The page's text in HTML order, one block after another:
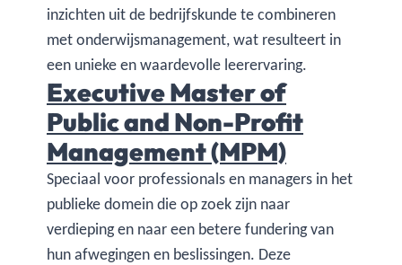
inzichten uit de bedrijfskunde te combineren
met onderwijsmanagement, wat resulteert in
een unieke en waardevolle leerervaring.
Executive Master of
Public and Non-Profit
Management (MPM)
Speciaal voor professionals en managers in het
publieke domein die op zoek zijn naar
verdieping en naar een betere fundering van
hun afwegingen en beslissingen. Deze